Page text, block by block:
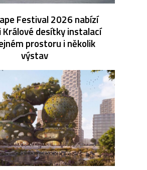
Festival 2026 nabízí
Králové desítky instalací
prostoru i několik
výstav